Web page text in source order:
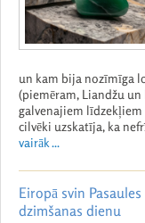
un kam bija nozīmīga
(piemēram, Liandžu
galvenajiem līdzekļiem
cilvēki uzskatīja, ka
vairāk ...
Eiropā svin
dzimšanas dienu